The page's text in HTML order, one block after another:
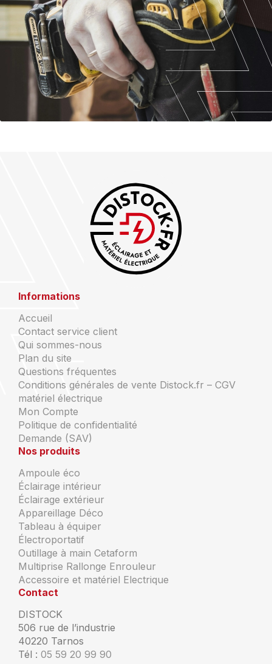
Informations
Accueil
Contact service client
Qui sommes-nous
Plan du site
Questions fréquentes
Conditions générales de vente Distock.fr – CGV
matériel électrique
Mon Compte
Politique de confidentialité
Demande (SAV)
Nos produits
Ampoule éco
Éclairage intérieur
Éclairage extérieur
Appareillage Déco
Tableau à équiper
Électroportatif
Outillage à main Cetaform
Multiprise Rallonge Enrouleur
Accessoire et matériel Electrique
Contact
DISTOCK
506 rue de l’industrie
40220 Tarnos
Tél : 05 59 20 99 90